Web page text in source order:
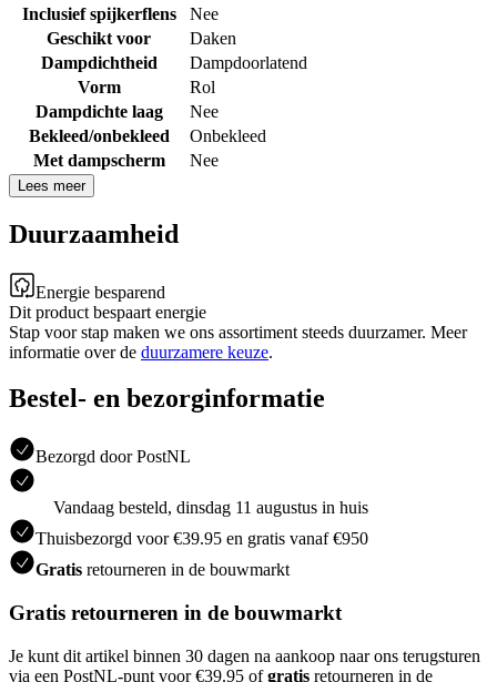
Inclusief spijkerflens
Nee
Geschikt voor
Daken
Dampdichtheid
Dampdoorlatend
Vorm
Rol
Dampdichte laag
Nee
Bekleed/onbekleed
Onbekleed
Met dampscherm
Nee
Lees meer
Duurzaamheid
Energie besparend
Dit product bespaart energie
Stap voor stap maken we ons assortiment steeds duurzamer. Meer
informatie over de duurzamere keuze.
Bestel- en bezorginformatie
Bezorgd door PostNL
Vandaag besteld, dinsdag 11 augustus in huis
Thuisbezorgd voor €39.95 en gratis vanaf €950
Gratis retourneren in de bouwmarkt
Gratis retourneren in de bouwmarkt
Je kunt dit artikel binnen 30 dagen na aankoop naar ons terugsturen
via een PostNL-punt voor €39.95 ofgratis retourneren in de